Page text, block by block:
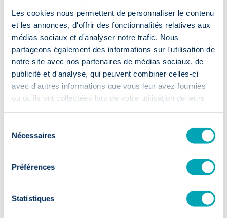
Les cookies nous permettent de personnaliser le contenu
et les annonces, d'offrir des fonctionnalités relatives aux
médias sociaux et d'analyser notre trafic. Nous
partageons également des informations sur l'utilisation de
notre site avec nos partenaires de médias sociaux, de
publicité et d'analyse, qui peuvent combiner celles-ci
avec d'autres informations que vous leur avez fournies
ou qu'ils ont collectées lors de votre utilisation de leurs
Nécessaires
Préférences
Statistiques
grotere schaal verspreidt.
→ Ons doel: onze CO2-voetafdruk
met 40 % verminderen tegen 2026.